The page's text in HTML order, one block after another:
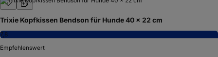
Trixie Kopfkissen Bendson für Hunde 40 x 22 cm
7,8
Empfehlenswert